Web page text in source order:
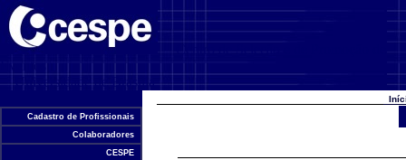
Eventos
Universidade de Brasília
Cadastro de Profissionais
Colaboradores
CESPE